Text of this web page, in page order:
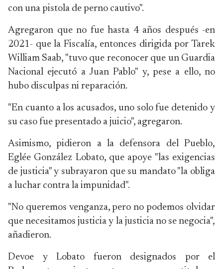
con una pistola de perno cautivo".
Agregaron que no fue hasta 4 años después -en
2021- que la Fiscalía, entonces dirigida por Tarek
William Saab, "tuvo que reconocer que un Guardia
Nacional ejecutó a Juan Pablo" y, pese a ello, no
hubo disculpas ni reparación.
"En cuanto a los acusados, uno solo fue detenido y
su caso fue presentado a juicio", agregaron.
Asimismo, pidieron a la defensora del Pueblo,
Eglée González Lobato, que apoye "las exigencias
de justicia" y subrayaron que su mandato "la obliga
a luchar contra la impunidad".
"No queremos venganza, pero no podemos olvidar
que necesitamos justicia y la justicia no se negocia",
añadieron.
Devoe y Lobato fueron designados por el